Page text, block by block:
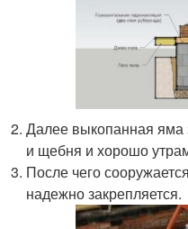
Далее выкопанная яма
и щебня и хорошо
После чего
надежно закрепляется.